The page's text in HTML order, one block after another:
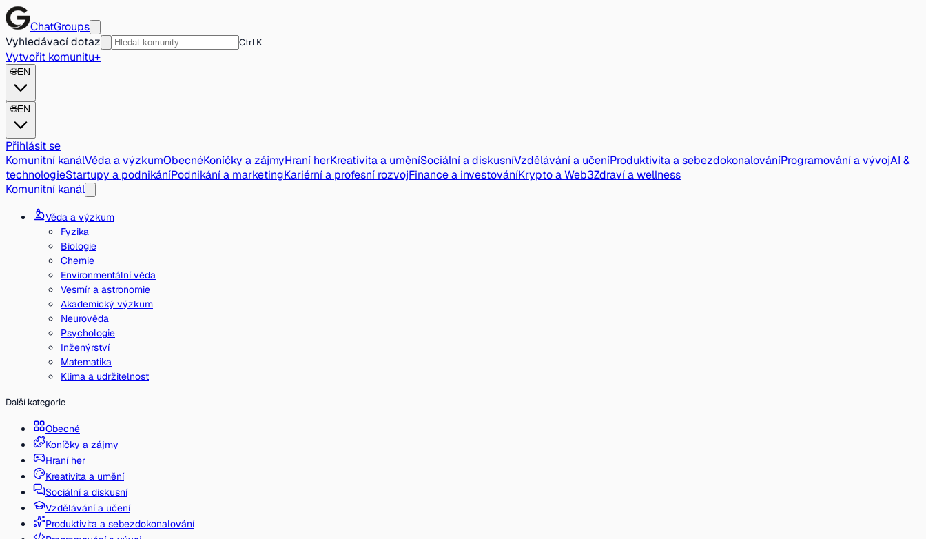
ChatGroups
Vyhledávací dotaz
Ctrl K
Vytvořit komunitu+
🌐EN
🌐EN
Přihlásit se
Komunitní kanálVěda a výzkumObecnéKoníčky a zájmyHraní herKreativita a uměníSociální a diskusníVzdělávání a učeníProduktivita a sebezdokonalováníProgramování a vývojAI &
technologieStartupy a podnikáníPodnikání a marketingKariérní a profesní rozvojFinance a investováníKrypto a Web3Zdraví a wellness
Komunitní kanál
Věda a výzkum
Fyzika
Biologie
Chemie
Environmentální věda
Vesmír a astronomie
Akademický výzkum
Neurověda
Psychologie
Inženýrství
Matematika
Klima a udržitelnost
Další kategorie
Obecné
Koníčky a zájmy
Hraní her
Kreativita a umění
Sociální a diskusní
Vzdělávání a učení
Produktivita a sebezdokonalování